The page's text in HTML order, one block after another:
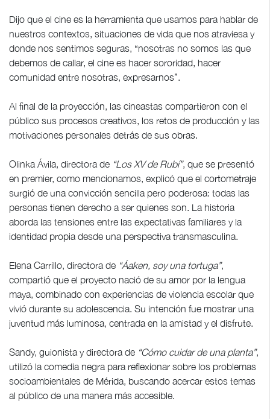
Dijo que el cine es la herramienta que usamos para hablar de
nuestros contextos, situaciones de vida que nos atraviesa y
donde nos sentimos seguras, “nosotras no somos las que
debemos de callar, el cine es hacer sororidad, hacer
comunidad entre nosotras, expresarnos”.
Al final de la proyección, las cineastas compartieron con el
público sus procesos creativos, los retos de producción y las
motivaciones personales detrás de sus obras.
Olinka Ávila, directora de “Los XV de Rubí”, que se presentó
en premier, como mencionamos, explicó que el cortometraje
surgió de una convicción sencilla pero poderosa: todas las
personas tienen derecho a ser quienes son. La historia
aborda las tensiones entre las expectativas familiares y la
identidad propia desde una perspectiva transmasculina.
Elena Carrillo, directora de “Áaken, soy una tortuga”,
compartió que el proyecto nació de su amor por la lengua
maya, combinado con experiencias de violencia escolar que
vivió durante su adolescencia. Su intención fue mostrar una
juventud más luminosa, centrada en la amistad y el disfrute.
Sandy, guionista y directora de “Cómo cuidar de una planta”,
utilizó la comedia negra para reflexionar sobre los problemas
socioambientales de Mérida, buscando acercar estos temas
al público de una manera más accesible.